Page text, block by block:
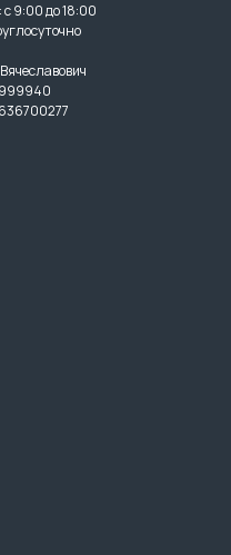
9:00 до 18:00